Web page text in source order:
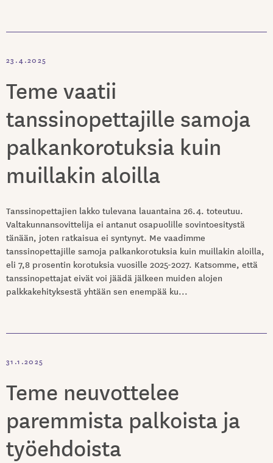
23.4.2025
Teme vaatii
tanssinopettajille samoja
palkankorotuksia kuin
muillakin aloilla
Tanssinopettajien lakko tulevana lauantaina 26.4. toteutuu.
Valtakunnansovittelija ei antanut osapuolille sovintoesitystä
tänään, joten ratkaisua ei syntynyt. Me vaadimme
tanssinopettajille samoja palkankorotuksia kuin muillakin aloilla,
eli 7,8 prosentin korotuksia vuosille 2025-2027. Katsomme, että
tanssinopettajat eivät voi jäädä jälkeen muiden alojen
palkkakehityksestä yhtään sen enempää ku...
31.1.2025
Teme neuvottelee
paremmista palkoista ja
työehdoista